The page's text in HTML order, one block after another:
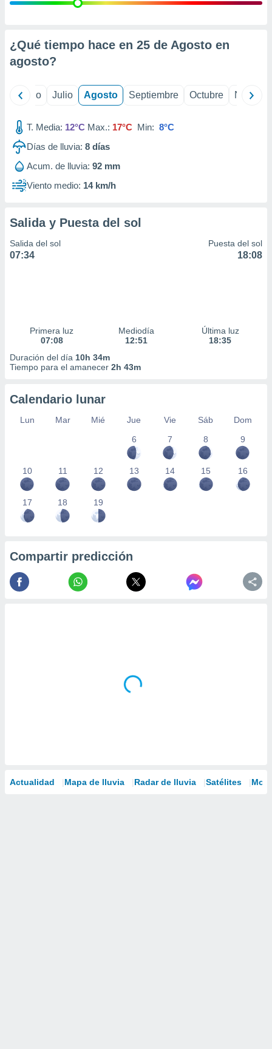
e
mediante
publicidad
de
1199
¿Qué tiempo hace en 25 de Agosto en
agosto?
Junio Julio Agosto Septiembre Octubre
T. Media: 12°C Max.: 17°C Min: 8°C
Días de lluvia: 8 días
Acum. de lluvia: 92 mm
Viento medio: 14 km/h
Salida y Puesta del sol
Salida del sol
07:34
Puesta del sol
18:08
Primera luz
07:08
Mediodía
12:51
Última luz
18:35
Duración del día 10h 34m
Tiempo para el amanecer 2h 43m
Calendario lunar
Lun Mar Mié Jue Vie Sáb
Dom
6
7 8 9
10 11 12 13 14 15 16
17 18 19
Compartir predicción
Actualidad Mapa de lluvia Radar de lluvia Satélites